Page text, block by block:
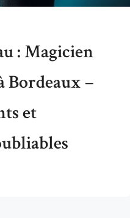
: Magicien
Bordeaux –
et